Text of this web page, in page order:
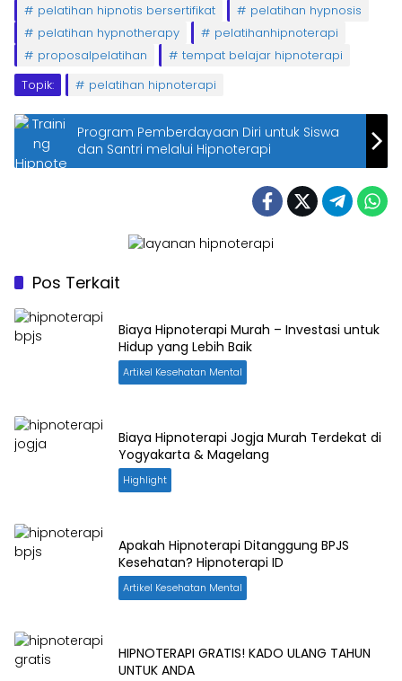
pelatihan hipnotis bersertifikat
pelatihan hypnosis
pelatihan hypnotherapy
pelatihanhipnoterapi
proposalpelatihan
tempat belajar hipnoterapi
Topik:
pelatihan hipnoterapi
Program Pemberdayaan Diri untuk Siswa
dan Santri melalui Hipnoterapi
Pos Terkait
Biaya Hipnoterapi Murah – Investasi untuk
Hidup yang Lebih Baik
Artikel Kesehatan Mental
Biaya Hipnoterapi Jogja Murah Terdekat di
Yogyakarta & Magelang
Highlight
Apakah Hipnoterapi Ditanggung BPJS
Kesehatan? Hipnoterapi ID
Artikel Kesehatan Mental
HIPNOTERAPI GRATIS! KADO ULANG TAHUN
UNTUK ANDA